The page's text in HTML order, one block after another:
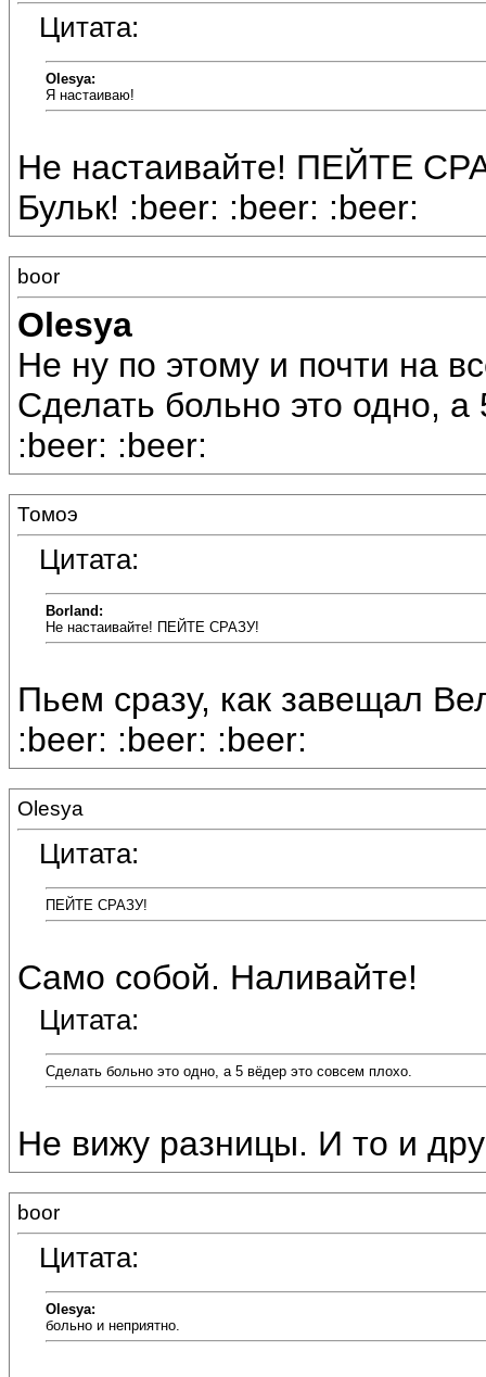
Цитата:
Olesya:
Я настаиваю!
Не настаивайте! ПЕЙТЕ
Бульк! :beer: :beer: :beer:
boor
Olesya
Не ну по этому и почти на
Сделать больно это одно,
:beer: :beer:
Томоэ
Цитата:
Borland:
Не настаивайте! ПЕЙТЕ СРАЗУ!
Пьем сразу, как завещал
:beer: :beer: :beer:
Olesya
Цитата:
ПЕЙТЕ СРАЗУ!
Само собой. Наливайте!
Цитата:
Сделать больно это одно, а 5 вёдер это совсем плохо.
Не вижу разницы. И то и
boor
Цитата:
Olesya:
больно и неприятно.